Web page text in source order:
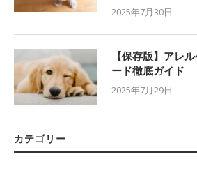
2025年7月30日
【保存版】アレ
ード徹底ガイド
2025年7月29日
カテゴリー